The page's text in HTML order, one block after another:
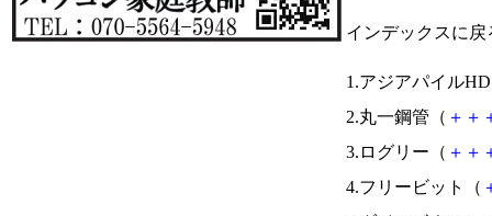
インデックスに戻
1.アジアパイル
2.丸一鋼管（ ＋ ＋
3.ログリー（ ＋ ＋
4.フリービット（